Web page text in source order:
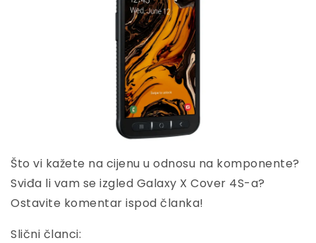
Što vi kažete na cijenu u odnosu na komponente?
Sviđa li vam se izgled Galaxy X Cover 4S-a?
Ostavite komentar ispod članka!
Slični članci: